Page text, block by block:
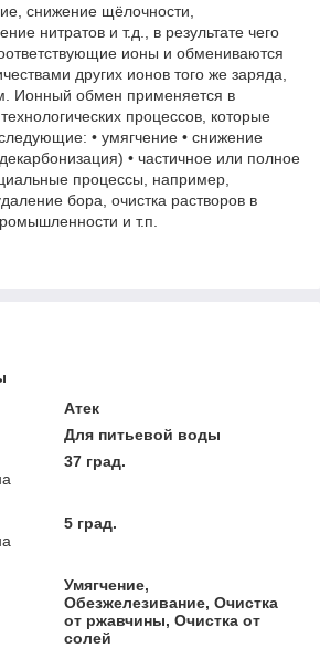
снижение щёлочности,
нитратов и т.д., в результате чего
ионы и обмениваются
других ионов того же заряда,
Ионный обмен применяется в
процессов, которые
• умягчение • снижение
• частичное или полное
процессы, например,
бора, очистка растворов в
и т.п.
Атек
Для питьевой воды
37 град.
5 град.
Умягчение,
Обезжелезивание, Очистка
от ржавчины, Очистка от
солей